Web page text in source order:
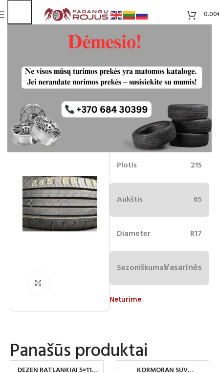
0.00
Continental ContiEcoContact5
215/65R17 padangos
-20%
IŠPARD
UOTA
Spustelėkite norėdami padidinti
50.00€
40.00€
Neturime
Plotis 215
Aukštis 65
Diameter R17
SezoniškumasVasarinės
Neturime
Panašūs produktai
DEZEN RATLANKIAI 5×112
KORMORAN SUV